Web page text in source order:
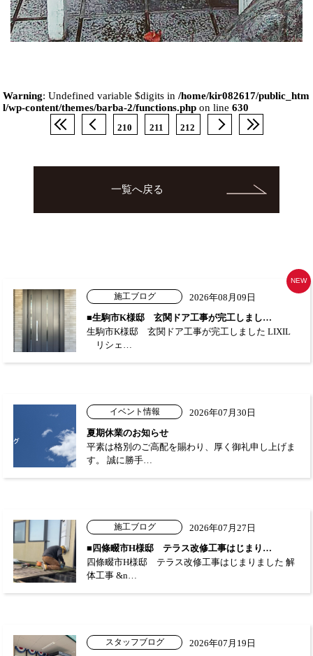
Warning: Undefined variable $digits in/home/kir082617/public_htm
l/wp-content/themes/barba-2/functions.php on line630
210 211 212
一覧へ戻る
施工ブログ
2026年08月09日
■生駒市K様邸 玄関ドア工事が完工しまし…
生駒市K様邸 玄関ドア工事が完工しました LIXIL
リシェ…
NEW
イベント情報
2026年07月30日
夏期休業のお知らせ
平素は格別のご高配を賜わり、厚く御礼申し上げま
す。 誠に勝手…
施工ブログ
2026年07月27日
■四條畷市H様邸 テラス改修工事はじまり…
四條畷市H様邸 テラス改修工事はじまりました 解
体工事 &n…
スタッフブログ
2026年07月19日